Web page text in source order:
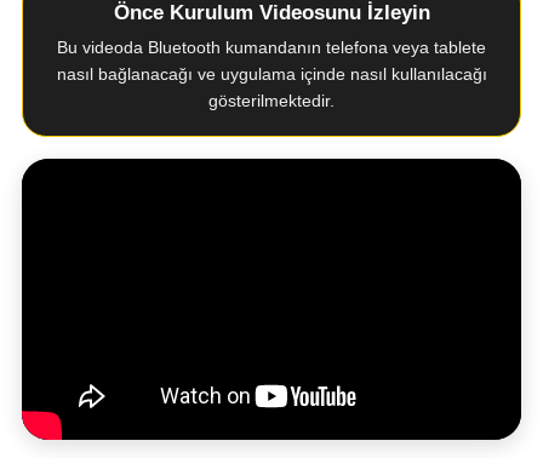
Önce Kurulum Videosunu İzleyin
Bu videoda Bluetooth kumandanın telefona veya tablete
nasıl bağlanacağı ve uygulama içinde nasıl kullanılacağı
gösterilmektedir.